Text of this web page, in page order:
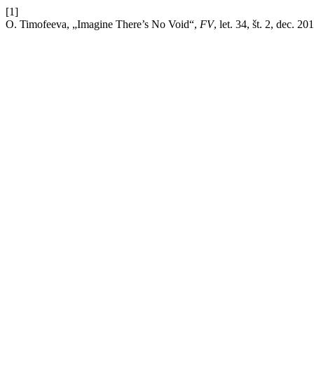
[1]
O. Timofeeva, „Imagine There’s No Void“, FV, let. 34, št. 2, dec.